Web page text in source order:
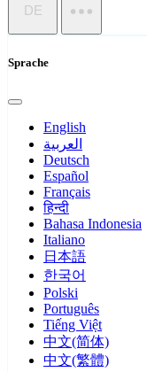
DE
Sprache
English
العربية
Deutsch
Español
Français
हिन्दी
Bahasa Indonesia
Italiano
日本語
한국어
Polski
Português
Tiếng Việt
中文(简体)
中文(繁體)